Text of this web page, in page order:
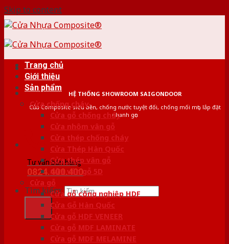
Skip to content
HỆ THỐNG SHOWROOM SAIGONDOOR
Cửa Composite siêu bền, chống nước tuyệt đối, chống mối mọt, lắp đặt
nhanh gọn
Tư vấn bán hàng
0824.400.400
Tìm kiếm:
Trang chủ
Giới thiệu
Sản phẩm
Cửa chống cháy
Cửa gỗ chống cháy
Cửa nhôm vân gỗ
Cửa thép chống cháy
Cửa Thép Hàn Quốc
Cửa thép vân gỗ
Cửa vân gỗ 5D
Cửa gỗ
Cửa gỗ công nghiệp HDF
Cửa Gỗ Hàn Quốc
Cửa gỗ HDF VENEER
Cửa gỗ MDF LAMINATE
Cửa gỗ MDF MELAMINE